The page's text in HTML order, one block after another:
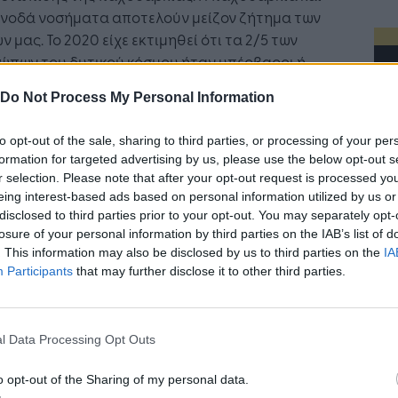
Do Not Process My Personal Information
opt-out of the sale, sharing to third parties, or processing of your
for targeted advertising by us, please use the below opt-out
selection. Please note that after your opt-out request is processed
interest-based ads based on personal information utilized by us
to third parties prior to your opt-out. You may separately
of your personal information by third parties on the IAB’s list of
This information may also be disclosed by us to third parties on the
Participants that may further disclose it to other third parties.
Data Processing Opt Outs
opt-out of the Sharing of my personal data.
νοσήματα αποτελούν μείζον ζήτημα των
μας. Το 2020 είχε εκτιμηθεί ότι τα 2/5 των
του δυτικού κόσμου ήταν υπέρβαροι ή
ποσοστό αυτό θα αγγίξει το 50%! Η Ελλάδα
στην Ευρώπη και τον κόσμο. Το
βρίσκεται πια μπροστά μας και η ανάγκη
είναι επιτακτική.
ο κος Χάρης Γεωργακάκης, Κλινικός
-Διατροφολόγος, Αντιπρόεδρος
Ιδρύματος Καρδιαγγειακής Υγείας και
Ημερίδας
Χάρης Γεωργακάκης, Κλινικός
Νοημοσύνη: το νέο
Οι προσλήψεις αλλάζουν: To